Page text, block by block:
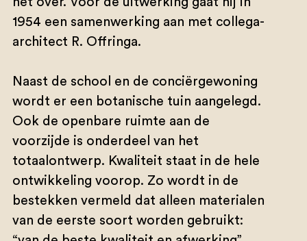
1954 een samenwerking aan met collega-
architect R. Offringa.
Naast de school en de conciërgewoning
wordt er een botanische tuin aangelegd.
Ook de openbare ruimte aan de
voorzijde is onderdeel van het
totaalontwerp. Kwaliteit staat in de hele
ontwikkeling voorop. Zo wordt in de
bestekken vermeld dat alleen materialen
van de eerste soort worden gebruikt: